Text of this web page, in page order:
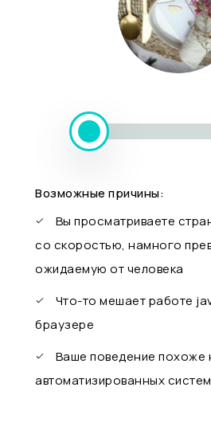
Возможные причины:
Вы просматриваете
со скоростью, намного
ожидаемую от человека
Что-то мешает работе
браузере
Ваше поведение похоже
автоматизированных систем